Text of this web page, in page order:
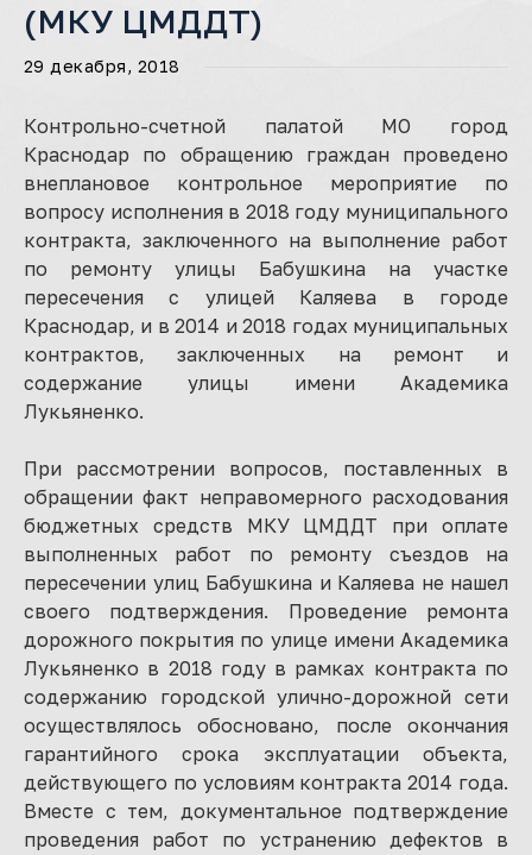
(МКУ ЦМДДТ)
29 декабря, 2018
Контрольно-счетной палатой МО город
Краснодар по обращению граждан проведено
внеплановое контрольное мероприятие по
вопросу исполнения в 2018 году муниципального
контракта, заключенного на выполнение работ
по ремонту улицы Бабушкина на участке
пересечения с улицей Каляева в городе
Краснодар, и в 2014 и 2018 годах муниципальных
контрактов, заключенных на ремонт и
содержание улицы имени Академика
Лукьяненко.
При рассмотрении вопросов, поставленных в
обращении факт неправомерного расходования
бюджетных средств МКУ ЦМДДТ при оплате
выполненных работ по ремонту съездов на
пересечении улиц Бабушкина и Каляева не нашел
своего подтверждения. Проведение ремонта
дорожного покрытия по улице имени Академика
Лукьяненко в 2018 году в рамках контракта по
содержанию городской улично-дорожной сети
осуществлялось обосновано, после окончания
гарантийного срока эксплуатации объекта,
действующего по условиям контракта 2014 года.
Вместе с тем, документальное подтверждение
проведения работ по устранению дефектов в